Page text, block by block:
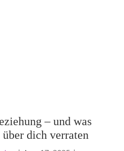
– und was
dich verraten